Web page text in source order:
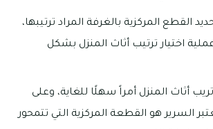
القطع المركزية بالغرفة المراد ترتيبها،
اختيار ترتيب أثاث المنزل بشكل
أثاث المنزل أمراً سهلًا للغاية، وعلى
السرير هو القطعة المركزية التي تتمحور